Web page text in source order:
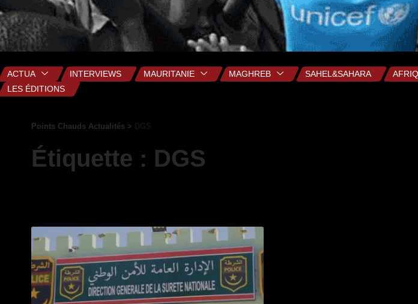
ACTUA INTERVIEWS MAURITANIE MAGHREB SAHEL&SAHARA
LES ÉDITIONS
Points Chauds Actualités >
Étiquette : DGS